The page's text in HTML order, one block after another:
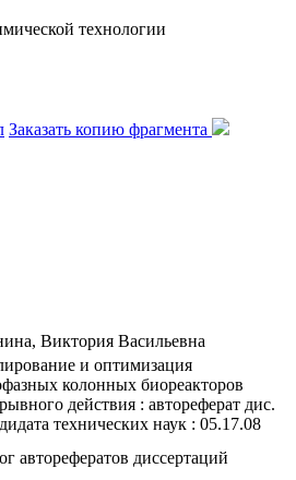
технологии
Заказать копию фрагмента
Виктория Васильевна
и оптимизация
колонных биореакторов
действия : автореферат дис.
технических наук : 05.17.08
авторефератов диссертаций